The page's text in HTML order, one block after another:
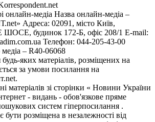
онлайн-медіа Назва онлайн-медіа –
Адреса: 02091, місто Київ,
будинок 172-Б, офіс 208/1 E-mail:
Телефон: 044-205-43-00
медіа – R40-06068
яких матеріалів, розміщених на
за умови посилання на
матеріалів зі сторінки « Новини України
- видань - обов'язкове пряме
систем гіперпосилання .
розміщена в незалежності від